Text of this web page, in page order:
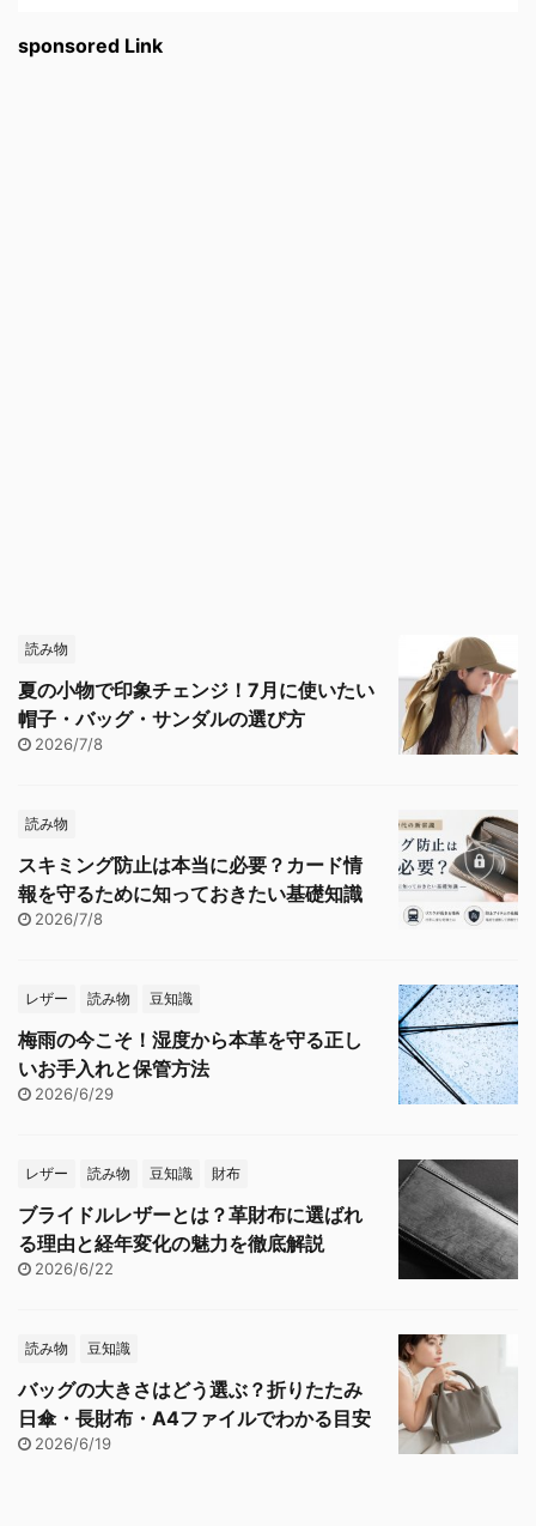
sponsored Link
読み物
夏の小物で印象チェンジ！7月に使いたい
帽子・バッグ・サンダルの選び方
2026/7/8
読み物
スキミング防止は本当に必要？カード情
報を守るために知っておきたい基礎知識
2026/7/8
レザー 読み物 豆知識
梅雨の今こそ！湿度から本革を守る正し
いお手入れと保管方法
2026/6/29
レザー 読み物 豆知識 財布
ブライドルレザーとは？革財布に選ばれ
る理由と経年変化の魅力を徹底解説
2026/6/22
読み物 豆知識
バッグの大きさはどう選ぶ？折りたたみ
日傘・長財布・A4ファイルでわかる目安
2026/6/19